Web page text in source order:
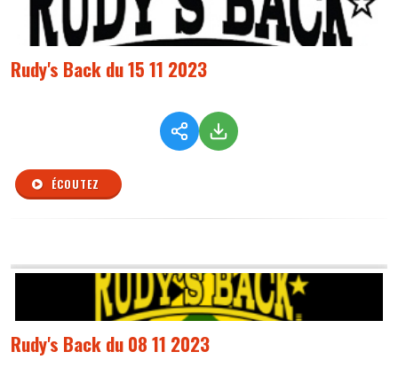
Rudy's Back du 15 11 2023
ÉCOUTEZ
Rudy's Back du 08 11 2023